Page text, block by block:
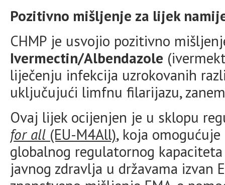
Pozitivno mišljenje za lijek
CHMP je usvojio pozitivno
Ivermectin/Albendazole
liječenju infekcija uzrokovanih
uključujući limfnu filarijazu,
Ovaj lijek ocijenjen je u sklopu
for all (EU-M4All), koja
globalnog regulatornog
javnog zdravlja u državama izvan